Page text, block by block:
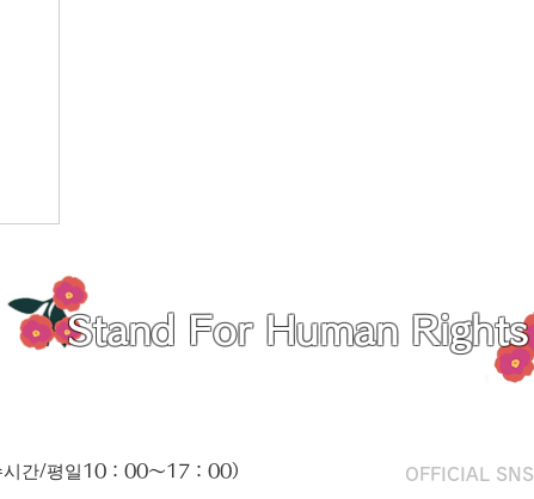
Stand For Human Rights
간/평일10：00～17：00） ​OFFICIAL SNS